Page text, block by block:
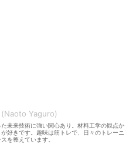
Naoto Yaguro
未来技術に強い関心あり。材料工学の観点か
好きです。趣味は筋トレで、日々のトレーニ
を整えています。